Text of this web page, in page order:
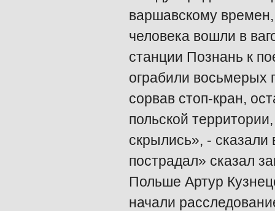
варшавскому
человека вошли в
станции Познань к
ограбили восьмерых
сорвав стоп-кран,
польской
скрылись», -
пострадал» сказал
Польше Артур
начали